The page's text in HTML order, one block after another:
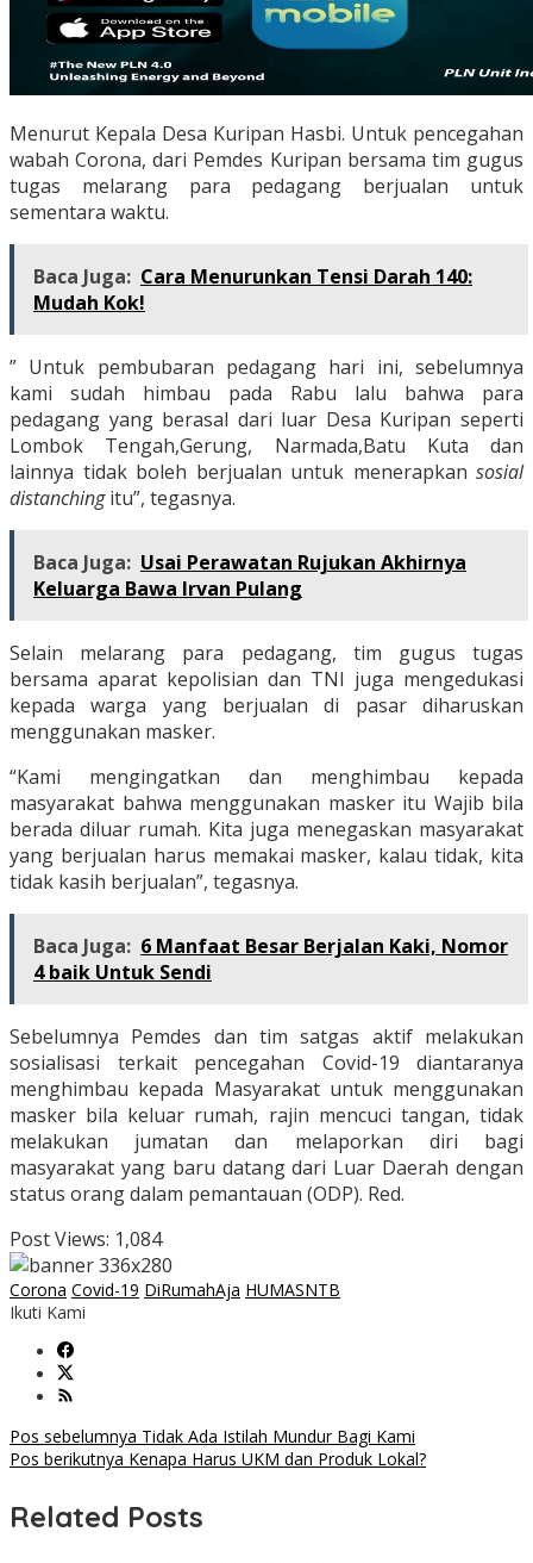
Menurut Kepala Desa Kuripan Hasbi. Untuk pencegahan
wabah Corona, dari Pemdes Kuripan bersama tim gugus
tugas melarang para pedagang berjualan untuk
sementara waktu.
Baca Juga: Cara Menurunkan Tensi Darah 140:
Mudah Kok!
” Untuk pembubaran pedagang hari ini, sebelumnya
kami sudah himbau pada Rabu lalu bahwa para
pedagang yang berasal dari luar Desa Kuripan seperti
Lombok Tengah,Gerung, Narmada,Batu Kuta dan
lainnya tidak boleh berjualan untuk menerapkan sosial
distanchingitu”, tegasnya.
Baca Juga: Usai Perawatan Rujukan Akhirnya
Keluarga Bawa Irvan Pulang
Selain melarang para pedagang, tim gugus tugas
bersama aparat kepolisian dan TNI juga mengedukasi
kepada warga yang berjualan di pasar diharuskan
menggunakan masker.
“Kami mengingatkan dan menghimbau kepada
masyarakat bahwa menggunakan masker itu Wajib bila
berada diluar rumah. Kita juga menegaskan masyarakat
yang berjualan harus memakai masker, kalau tidak, kita
tidak kasih berjualan”, tegasnya.
Baca Juga: 6 Manfaat Besar Berjalan Kaki, Nomor
4 baik Untuk Sendi
Sebelumnya Pemdes dan tim satgas aktif melakukan
sosialisasi terkait pencegahan Covid-19 diantaranya
menghimbau kepada Masyarakat untuk menggunakan
masker bila keluar rumah, rajin mencuci tangan, tidak
melakukan jumatan dan melaporkan diri bagi
masyarakat yang baru datang dari Luar Daerah dengan
status orang dalam pemantauan (ODP). Red.
Post Views: 1,084
Corona Covid-19 DiRumahAja HUMASNTB
Ikuti Kami
Navigasi
Pos sebelumnya Tidak Ada Istilah Mundur Bagi Kami
Pos berikutnya Kenapa Harus UKM dan Produk Lokal?
Related Posts